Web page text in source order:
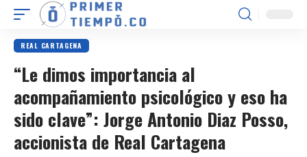
REAL CARTAGENA
“Le dimos importancia al
acompañamiento psicológico y eso ha
sido clave”: Jorge Antonio Diaz Posso,
accionista de Real Cartagena